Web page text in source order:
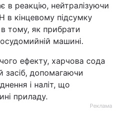
в реакцію, нейтралізуючи
в кінцевому підсумку
тому, як прибрати
машині.
ефекту, харчова сода
засіб, допомагаючи
і наліт, що
приладу.
Реклама